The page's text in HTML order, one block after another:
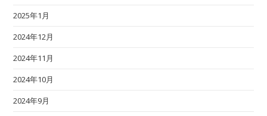
2025年1月
2024年12月
2024年11月
2024年10月
2024年9月